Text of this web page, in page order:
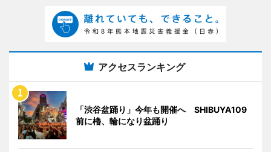
アクセスランキング
「渋谷盆踊り」今年も開催へ SHIBUYA109
前に櫓、輪になり盆踊り